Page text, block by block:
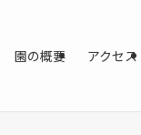
園の概要 アクセス